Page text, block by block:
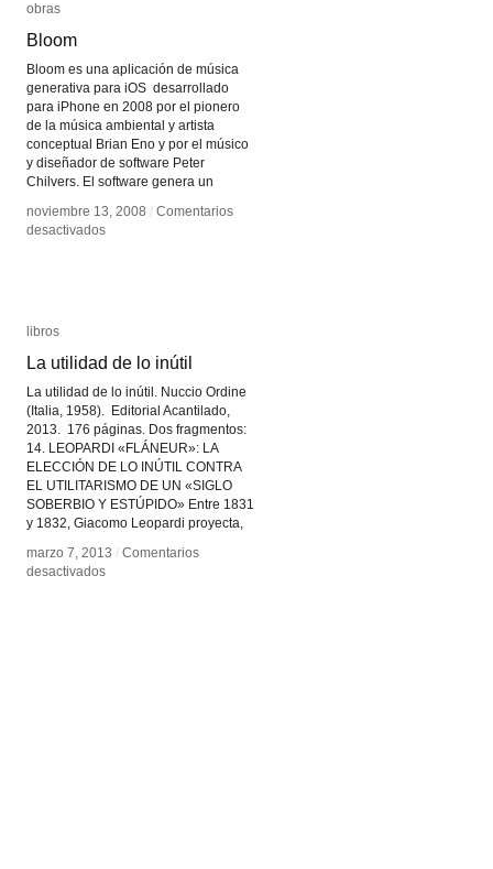
obras
Bloom
Bloom es una aplicación de música
generativa para iOS desarrollado
para iPhone en 2008 por el pionero
de la música ambiental y artista
conceptual Brian Eno y por el músico
y diseñador de software Peter
Chilvers. El software genera un
noviembre 13, 2008 / Comentarios
desactivadosen
obras
Bloom
noviembre 13, 2008 / Comentarios
desactivadosen
libros
La utilidad de lo inútil
La utilidad de lo inútil. Nuccio Ordine
(Italia, 1958). Editorial Acantilado,
2013. 176 páginas. Dos fragmentos:
14. LEOPARDI «FLÁNEUR»: LA
ELECCIÓN DE LO INÚTIL CONTRA
EL UTILITARISMO DE UN «SIGLO
SOBERBIO Y ESTÚPIDO» Entre 1831
y 1832, Giacomo Leopardi proyecta,
marzo 7, 2013 / Comentarios
desactivadosen
libros
La utilidad de lo inútil
marzo 7, 2013 / Comentarios
desactivadosen